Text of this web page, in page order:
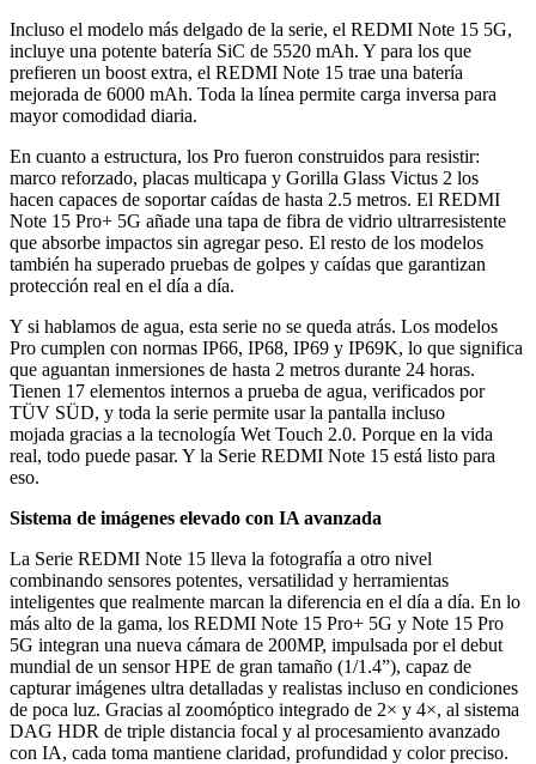
Incluso el modelo más delgado de la serie, el REDMI Note 15 5G,
incluye una potente batería SiC de 5520 mAh. Y para los que
prefieren un boost extra, el REDMI Note 15 trae una batería
mejorada de 6000 mAh. Toda la línea permite carga inversa para
mayor comodidad diaria.
En cuanto a estructura, los Pro fueron construidos para resistir:
marco reforzado, placas multicapa y Gorilla Glass Victus 2 los
hacen capaces de soportar caídas de hasta 2.5 metros. El REDMI
Note 15 Pro+ 5G añade una tapa de fibra de vidrio ultrarresistente
que absorbe impactos sin agregar peso. El resto de los modelos
también ha superado pruebas de golpes y caídas que garantizan
protección real en el día a día.
Y si hablamos de agua, esta serie no se queda atrás. Los modelos
Pro cumplen con normas IP66, IP68, IP69 y IP69K, lo que significa
que aguantan inmersiones de hasta 2 metros durante 24 horas.
Tienen 17 elementos internos a prueba de agua, verificados por
TÜV SÜD, y toda la serie permite usar la pantalla incluso
mojada gracias a la tecnología Wet Touch 2.0. Porque en la vida
real, todo puede pasar. Y la Serie REDMI Note 15 está listo para
eso.
Sistema de imágenes elevado con IA avanzada
La Serie REDMI Note 15 lleva la fotografía a otro nivel
combinando sensores potentes, versatilidad y herramientas
inteligentes que realmente marcan la diferencia en el día a día. En lo
más alto de la gama, los REDMI Note 15 Pro+ 5G y Note 15 Pro
5G integran una nueva cámara de 200MP, impulsada por el debut
mundial de un sensor HPE de gran tamaño (1/1.4”), capaz de
capturar imágenes ultra detalladas y realistas incluso en condiciones
de poca luz. Gracias al zoomóptico integrado de 2× y 4×, al sistema
DAG HDR de triple distancia focal y al procesamiento avanzado
con IA, cada toma mantiene claridad, profundidad y color preciso.